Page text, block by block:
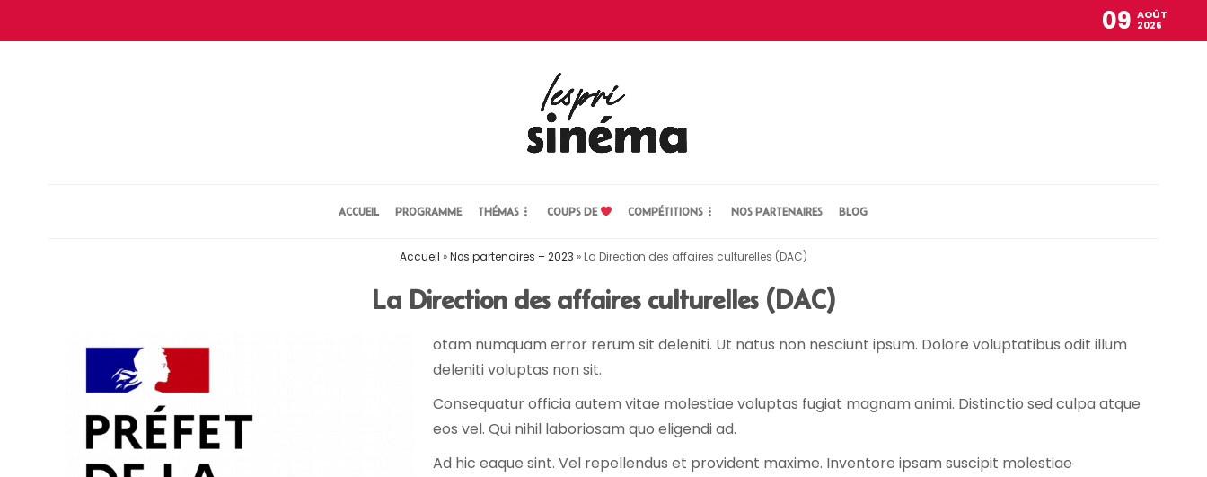
09 AOÛT
2026
ACCUEIL PROGRAMME THÉMAS COUPS DE COMPÉTITIONS NOS PARTENAIRES BLOG
Accueil »Nos partenaires – 2023 » La Direction des affaires culturelles (DAC)
La Direction des affaires culturelles (DAC)
otam numquam error rerum sit deleniti. Ut natus non nesciunt ipsum. Dolore voluptatibus odit illum
deleniti voluptas non sit.
Consequatur officia autem vitae molestiae voluptas fugiat magnam animi. Distinctio sed culpa atque
eos vel. Qui nihil laboriosam quo eligendi ad.
Ad hic eaque sint. Vel repellendus et provident maxime. Inventore ipsam suscipit molestiae